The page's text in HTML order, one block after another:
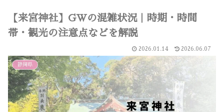
【来宮神社】GWの混雑状況｜時期・時間
帯・観光の注意点などを解説
2026.01.14 2026.06.07
静岡県